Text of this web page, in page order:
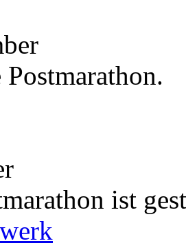
Postmarathon.
ist